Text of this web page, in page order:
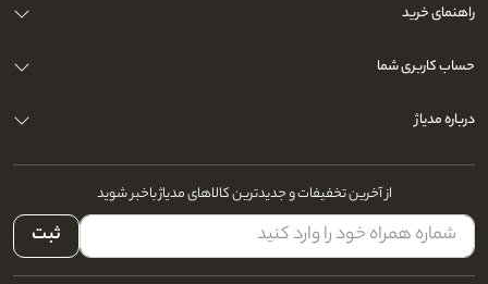
راهنمای خرید
حساب کاربری شما
درباره مدیاژ
از آخرین تخفیفات و جدیدترین کالاهای مدیاژ باخبر شوید
ثبت